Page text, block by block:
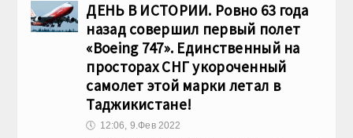
ДЕНЬ В ИСТОРИИ. Ровно 63 года
назад совершил первый полет
«Boeing 747». Единственный на
просторах СНГ укороченный
самолет этой марки летал в
Таджикистане!
🕔 12:06, 9.Фев 2022